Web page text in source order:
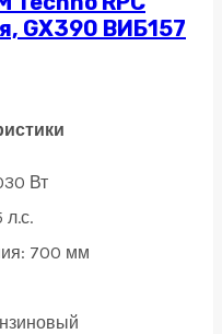
GX390 ВИБ157
Вт
л.с.
700 мм